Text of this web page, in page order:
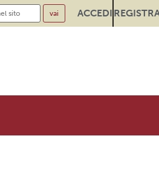
ACCEDI